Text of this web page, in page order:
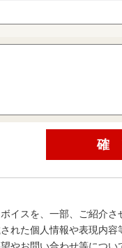
イスを、一部、ご紹介
れた個人情報や表現内